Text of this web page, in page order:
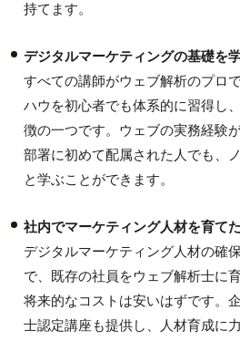
持てます。
デジタルマーケティングの基礎を
すべての講師がウェブ解析のプロ
ハウを初心者でも体系的に習得し
徴の一つです。ウェブの実務経験
部署に初めて配属された人でも、
と学ぶことができます。
社内でマーケティング人材を育て
デジタルマーケティング人材の確
で、既存の社員をウェブ解析士に
将来的なコストは安いはずです。
士認定講座も提供し、人材育成に